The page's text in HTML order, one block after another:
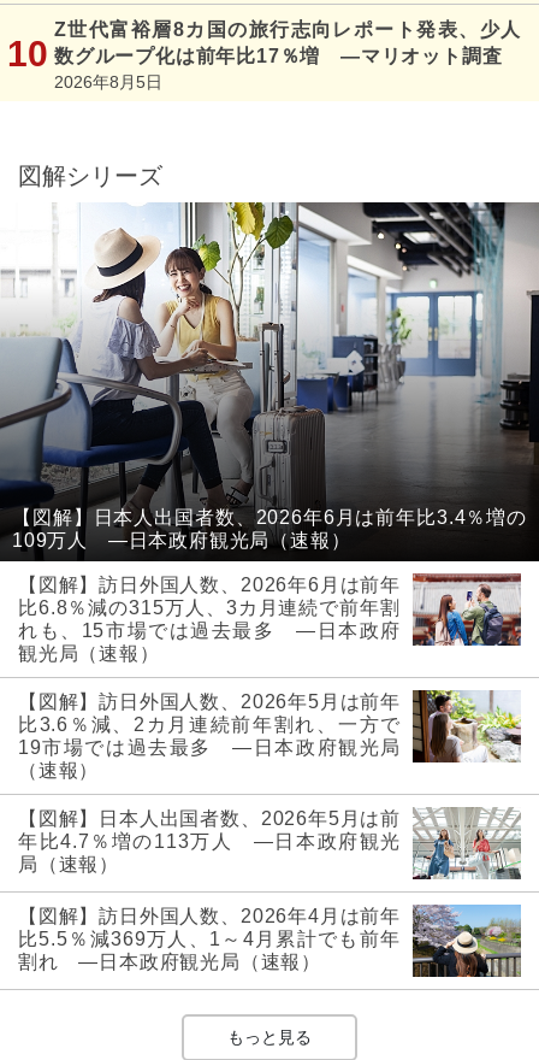
Z世代富裕層8カ国の旅行志向レポート発表、少人
数グループ化は前年比17％増 ―マリオット調査
2026年8月5日
図解シリーズ
【図解】日本人出国者数、2026年6月は前年比3.4％増の
109万人 ―日本政府観光局（速報）
【図解】訪日外国人数、2026年6月は前年
比6.8％減の315万人、3カ月連続で前年割
れも、15市場では過去最多 ―日本政府
観光局（速報）
【図解】訪日外国人数、2026年5月は前年
比3.6％減、2カ月連続前年割れ、一方で
19市場では過去最多 ―日本政府観光局
（速報）
【図解】日本人出国者数、2026年5月は前
年比4.7％増の113万人 ―日本政府観光
局（速報）
【図解】訪日外国人数、2026年4月は前年
比5.5％減369万人、1～4月累計でも前年
割れ ―日本政府観光局（速報）
もっと見る